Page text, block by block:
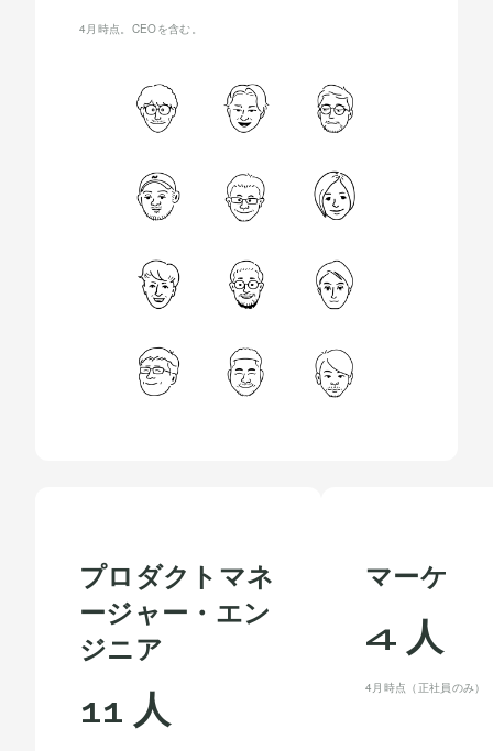
4月時点。CEOを含む。
プロダクトマネ
ージャー・エン
ジニア
11 人
マーケ
4 人
4月時点（正社員のみ）